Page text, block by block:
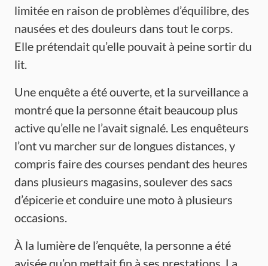
limitée en raison de problèmes d’équilibre, des
nausées et des douleurs dans tout le corps.
Elle prétendait qu’elle pouvait à peine sortir du
lit.
Une enquête a été ouverte, et la surveillance a
montré que la personne était beaucoup plus
active qu’elle ne l’avait signalé. Les enquêteurs
l’ont vu marcher sur de longues distances, y
compris faire des courses pendant des heures
dans plusieurs magasins, soulever des sacs
d’épicerie et conduire une moto à plusieurs
occasions.
À la lumière de l’enquête, la personne a été
avisée qu’on mettait fin à ses prestations. La